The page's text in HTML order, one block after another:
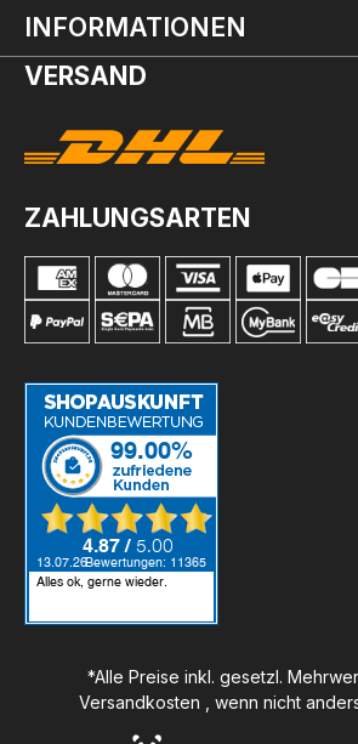
INFORMATIONEN
VERSAND
ZAHLUNGSARTEN
*Alle Preise inkl. gesetzl.
Versandkosten , wenn nicht